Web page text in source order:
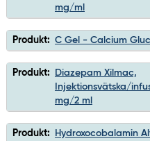
mg/ml
Produkt: C Gel - Calcium
Produkt:
Diazepam Xilmac,
Injektionsvätska/
mg/2 ml
Produkt:
Hydroxocobalamin